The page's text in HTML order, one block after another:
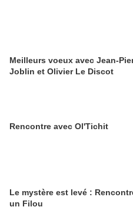
Meilleurs voeux avec Jean-
Joblin et Olivier Le Discot
Rencontre avec Ol'Tichit
Le mystère est levé :
un Filou